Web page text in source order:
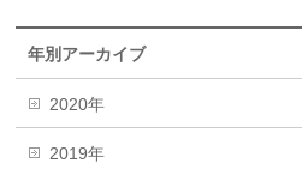
年別アーカイブ
2020年
2019年